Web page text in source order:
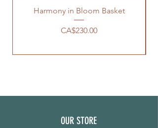
Harmony in Bloom Basket
價格
CA$230.00
OUR STORE